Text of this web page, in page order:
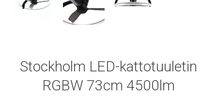
Stockholm LED-kattotuuletin
RGBW 73cm 4500lm